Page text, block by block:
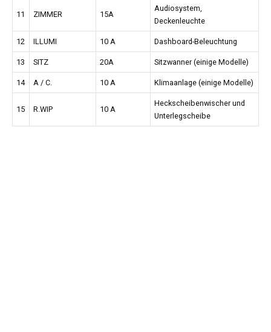
11 ZIMMER 15A
Audiosystem,
Deckenleuchte
12 ILLUMI 10 A Dashboard-Beleuchtung
13 SITZ 20A Sitzwanner (einige Modelle)
14 A / C. 10 A Klimaanlage (einige Modelle)
15 R.WIP 10 A
Heckscheibenwischer und
Unterlegscheibe